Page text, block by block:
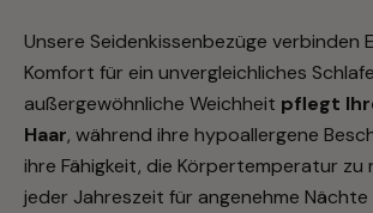
Unsere Seidenkissenbezüge verbinden
Komfort für ein unvergleichliches
außergewöhnliche Weichheit pflegt
Haar, während ihre hypoallergene
ihre Fähigkeit, die Körpertemperatur zu
jeder Jahreszeit für angenehme Nächte